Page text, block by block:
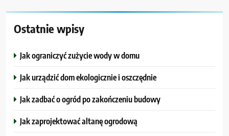
Ostatnie wpisy
Jak ograniczyć zużycie wody w domu
Jak urządzić dom ekologicznie i oszczędnie
Jak zadbać o ogród po zakończeniu budowy
Jak zaprojektować altanę ogrodową